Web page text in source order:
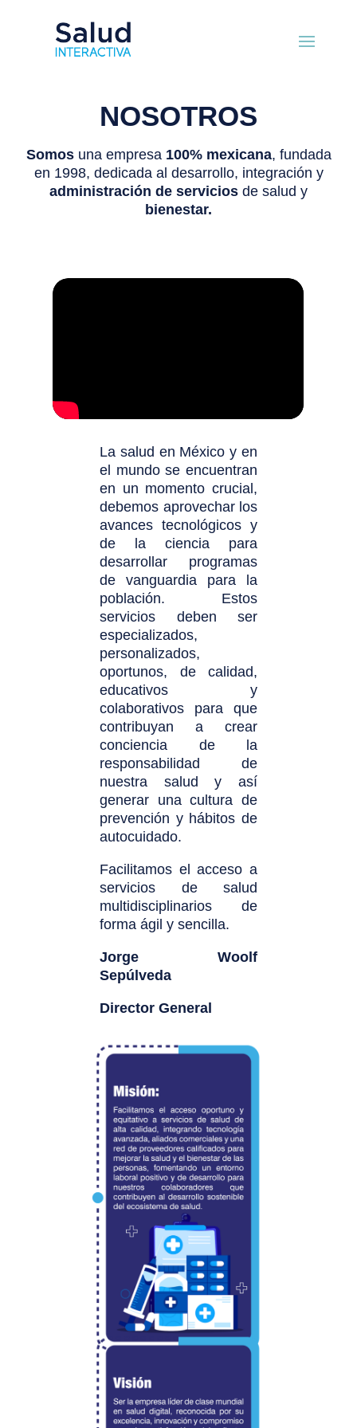
NOSOTROS
Somosuna empresa 100% mexicana, fundada
en 1998, dedicada al desarrollo, integración y
administración de servicios de salud y
bienestar.
La salud en México y en
el mundo se encuentran
en un momento crucial,
debemos aprovechar los
avances tecnológicos y
de la ciencia para
desarrollar programas
de vanguardia para la
población. Estos
servicios deben ser
especializados,
personalizados,
oportunos, de calidad,
educativos y
colaborativos para que
contribuyan a crear
conciencia de la
responsabilidad de
nuestra salud y así
generar una cultura de
prevención y hábitos de
autocuidado.
Facilitamos el acceso a
servicios de salud
multidisciplinarios de
forma ágil y sencilla.
Jorge Woolf
Sepúlveda
Director General